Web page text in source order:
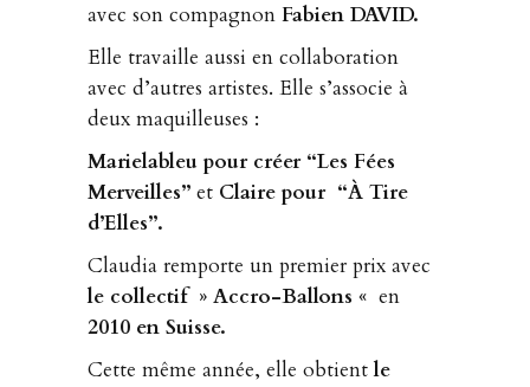
avec son compagnon Fabien DAVID.
Elle travaille aussi en collaboration
avec d’autres artistes. Elle s’associe à
deux maquilleuses :
Marielableu pour créer “Les Fées
Merveilles” et Claire pour “À Tire
d’Elles”.
Claudia remporte un premier prix avec
le collectif » Accro-Ballons « en
2010 en Suisse.
Cette même année, elle obtientle